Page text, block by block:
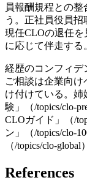
員報酬規程との
う。正社員役員招
現任CLOの退任
に応じて伴走する
経歴のコンフィデ
ご相談は企業向
け付けている。姉
験」（/topics/clo-
CLOガイド」（/
ン」（/topics/clo-
（/topics/clo-
References